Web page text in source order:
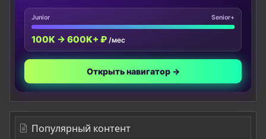
Junior Senior+
100K → 600K+ ₽ /мес
Открыть навигатор →
Популярный контент